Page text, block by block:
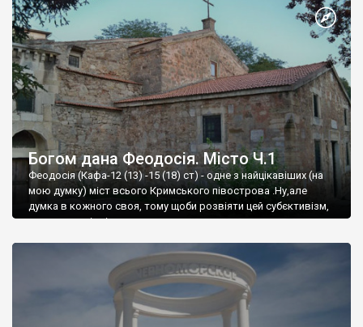
Богом дана Феодосія. Місто Ч.1
Феодосія (Кафа-12 (13) -15 (18) ст) - одне з найцікавіших (на
мою думку) міст всього Кримського півострова .Ну,але
думка в кожного своя, тому щоби розвіяти цей субєктивізм,
запрошую відвідати це